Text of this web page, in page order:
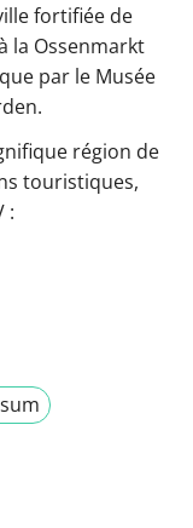
fortifiée de
la Ossenmarkt
par le Musée
région de
touristiques,
: